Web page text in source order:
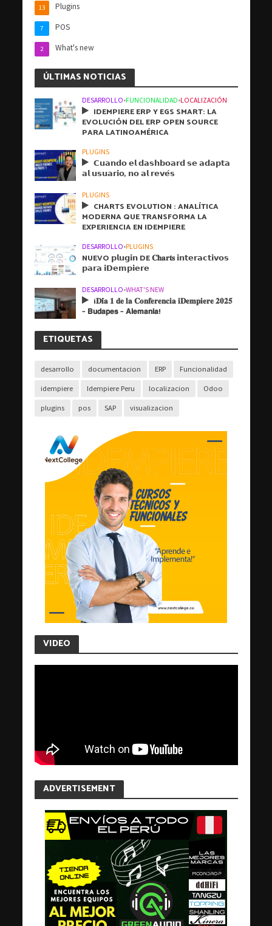
Plugins
13
POS
7
What's new
2
ÚLTIMAS NOTICIAS
DESARROLLO•FUNCIONALIDAD•LOCALIZACIÓN
IDEMPIERE ERP Y EGS SMART: LA
EVOLUCIÓN DEL ERP OPEN SOURCE
PARA LATINOAMÉRICA
PLUGINS
𝗖𝘂𝗮𝗻𝗱𝗼 𝗲𝗹 𝗱𝗮𝘀𝗵𝗯𝗼𝗮𝗿𝗱 𝘀𝗲 𝗮𝗱𝗮𝗽𝘁𝗮
𝗮𝗹 𝘂𝘀𝘂𝗮𝗿𝗶𝗼, 𝗻𝗼 𝗮𝗹 𝗿𝗲𝘃𝗲́𝘀
PLUGINS
CHARTS EVOLUTION : ANALÍTICA
MODERNA QUE TRANSFORMA LA
EXPERIENCIA EN IDEMPIERE
DESARROLLO•PLUGINS
NUEVO 𝗽𝗹𝘂𝗴𝗶𝗻 DE 𝐂𝐡𝐚𝐫𝐭𝐬 𝗶𝗻𝘁𝗲𝗿𝗮𝗰𝘁𝗶𝘃𝗼𝘀
𝗽𝗮𝗿𝗮 𝗶𝗗𝗲𝗺𝗽𝗶𝗲𝗿𝗲
DESARROLLO•WHAT'S NEW
¡𝐃𝐢́𝐚 𝟏 𝐝𝐞 𝐥𝐚 𝐂𝐨𝐧𝐟𝐞𝐫𝐞𝐧𝐜𝐢𝐚 𝐢𝐃𝐞𝐦𝐩𝐢𝐞𝐫𝐞 𝟐𝟎𝟐𝟓
– 𝗕𝘂𝗱𝗮𝗽𝗲𝘀 – 𝗔𝗹𝗲𝗺𝗮𝗻𝗶𝗮!
ETIQUETAS
desarrollo documentacion ERP Funcionalidad
idempiere Idempiere Peru localizacion Odoo
plugins pos SAP visualizacion
VIDEO
ADVERTISEMENT